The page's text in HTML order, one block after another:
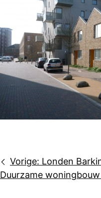
Bericht
navigatie
Vorige: Londen
Duurzame